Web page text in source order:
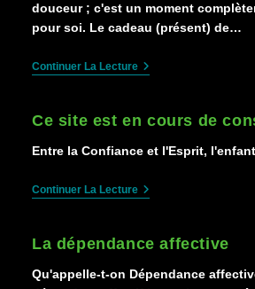
douceur ; c'est un moment
pour soi. Le cadeau (présent) de…
Continuer La LectureLa
Ce site est en cours de
Entre la Confiance et l'Esprit,
Continuer La LectureCe
Cours
Construction
La dépendance affective
Qu'appelle-t-on Dépendance